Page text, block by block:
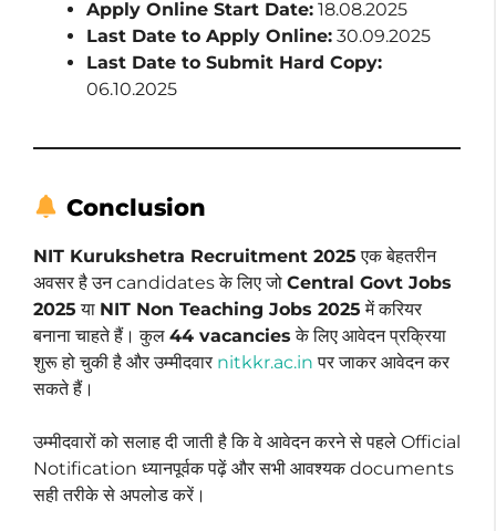
Apply Online Start Date: 18.08.2025
Last Date to Apply Online: 30.09.2025
Last Date to Submit Hard Copy:
06.10.2025
Conclusion
NIT Kurukshetra Recruitment 2025 एक बेहतरीन
अवसर है उन candidates के लिए जो Central Govt Jobs
2025 या NIT Non Teaching Jobs 2025 में करियर
बनाना चाहते हैं। कुल 44 vacancies के लिए आवेदन प्रक्रिया
शुरू हो चुकी है और उम्मीदवार nitkkr.ac.in पर जाकर आवेदन कर
सकते हैं।
उम्मीदवारों को सलाह दी जाती है कि वे आवेदन करने से पहले Official
Notification ध्यानपूर्वक पढ़ें और सभी आवश्यक documents
सही तरीके से अपलोड करें।